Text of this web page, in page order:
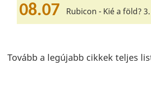
08.07 Rubicon - Kié a föld?
Tovább a legújabb cikkek teljes